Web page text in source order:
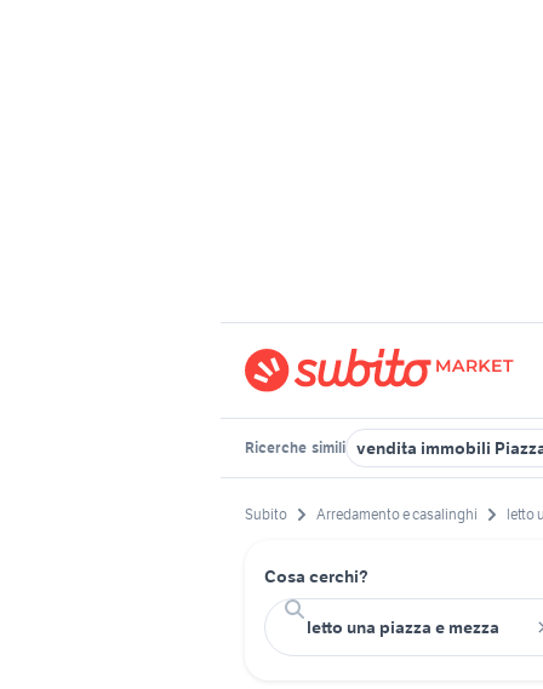
Ricerche simili vendita immobili
Subito Arredamento e casalinghi letto
Cosa cerchi?